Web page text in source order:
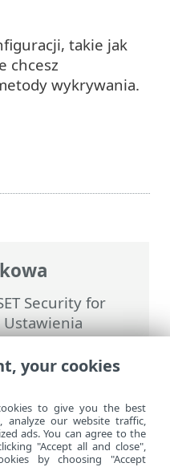
Security for
Ustawienia
>
takie jak
chcesz
wykrywania.
your cookies
to give you the best
analyze our website traffic,
ads. You can agree to the
"Accept all and close",
by choosing "Accept